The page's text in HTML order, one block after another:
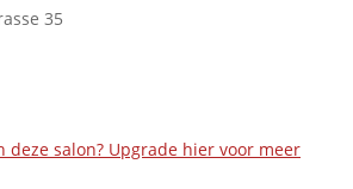
35
deze salon? Upgrade hier voor meer